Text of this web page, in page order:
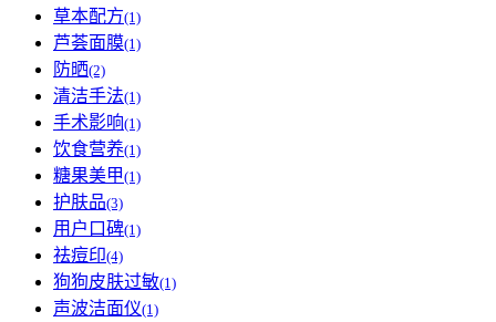
草本配方(1)
芦荟面膜(1)
防晒(2)
清洁手法(1)
手术影响(1)
饮食营养(1)
糖果美甲(1)
护肤品(3)
用户口碑(1)
祛痘印(4)
狗狗皮肤过敏(1)
声波洁面仪(1)